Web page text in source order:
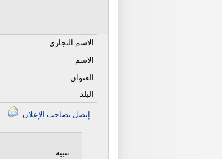
الاسم التجاري
الاسم
العنوان
البلد
تنبيه :